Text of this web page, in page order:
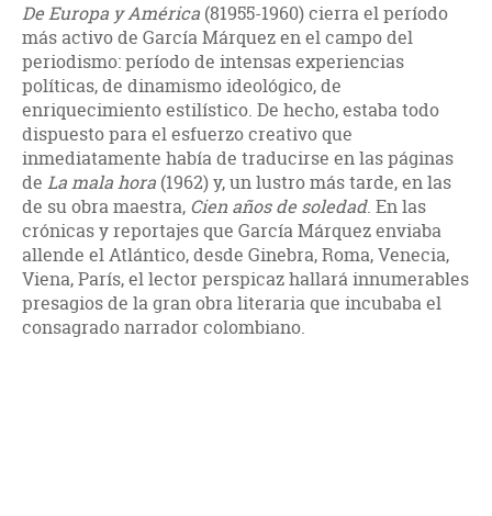
De Europa y América (81955-1960) cierra el período
más activo de García Márquez en el campo del
periodismo: período de intensas experiencias
políticas, de dinamismo ideológico, de
enriquecimiento estilístico. De hecho, estaba todo
dispuesto para el esfuerzo creativo que
inmediatamente había de traducirse en las páginas
de La mala hora (1962) y, un lustro más tarde, en las
de su obra maestra, Cien años de soledad. En las
crónicas y reportajes que García Márquez enviaba
allende el Atlántico, desde Ginebra, Roma, Venecia,
Viena, París, el lector perspicaz hallará innumerables
presagios de la gran obra literaria que incubaba el
consagrado narrador colombiano.